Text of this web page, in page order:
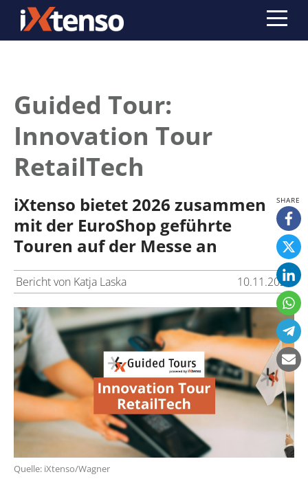
Guided Tour:
Innovation Tour
RetailTech
iXtenso bietet 2026 zusammen
mit der EuroShop geführte
Touren auf der Messe an
Bericht von Katja Laska 10.11.2025
Quelle: iXtenso/Wagner